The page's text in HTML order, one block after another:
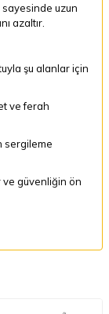
sayesinde uzun
azaltır.
şu alanlar için
ve ferah
sergileme
güvenliğin ön